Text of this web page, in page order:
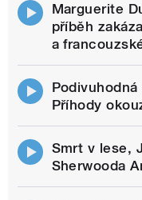
Marguerite
příběh
a
Příhody
Smrt v lese,
Sherwooda